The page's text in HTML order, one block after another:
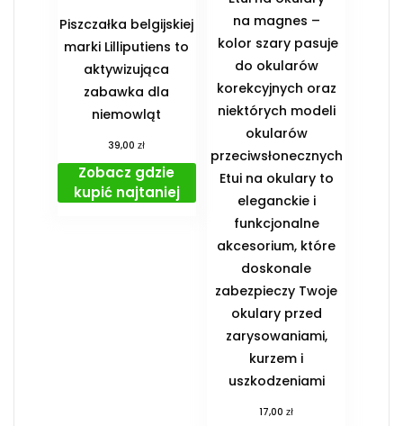
Piszczałka belgijskiej
marki Lilliputiens to
aktywizująca
zabawka dla
niemowląt
39,00zł
Zobacz gdzie
kupić najtaniej
na magnes –
kolor szary pasuje
do okularów
korekcyjnych oraz
niektórych modeli
okularów
przeciwsłonecznych
Etui na okulary to
eleganckie i
funkcjonalne
akcesorium, które
doskonale
zabezpieczy Twoje
okulary przed
zarysowaniami,
kurzem i
uszkodzeniami
17,00zł